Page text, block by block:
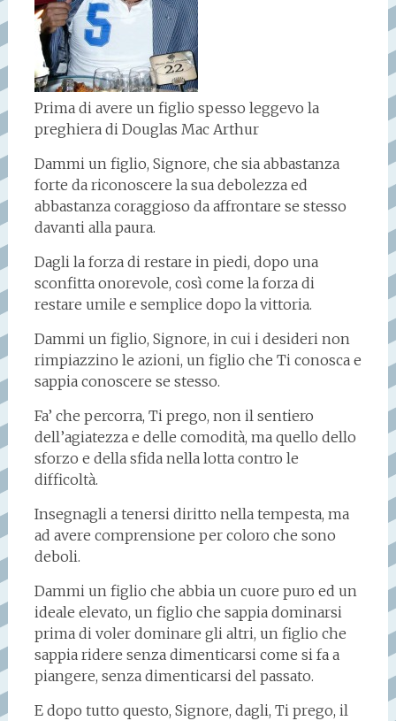
Prima di avere un figlio spesso leggevo la
preghiera di Douglas Mac Arthur
Dammi un figlio, Signore, che sia abbastanza
forte da riconoscere la sua debolezza ed
abbastanza coraggioso da affrontare se stesso
davanti alla paura.
Dagli la forza di restare in piedi, dopo una
sconfitta onorevole, così come la forza di
restare umile e semplice dopo la vittoria.
Dammi un figlio, Signore, in cui i desideri non
rimpiazzino le azioni, un figlio che Ti conosca e
sappia conoscere se stesso.
Fa’ che percorra, Ti prego, non il sentiero
dell’agiatezza e delle comodità, ma quello dello
sforzo e della sfida nella lotta contro le
difficoltà.
Insegnagli a tenersi diritto nella tempesta, ma
ad avere comprensione per coloro che sono
deboli.
Dammi un figlio che abbia un cuore puro ed un
ideale elevato, un figlio che sappia dominarsi
prima di voler dominare gli altri, un figlio che
sappia ridere senza dimenticarsi come si fa a
piangere, senza dimenticarsi del passato.
E dopo tutto questo, Signore, dagli, Ti prego, il